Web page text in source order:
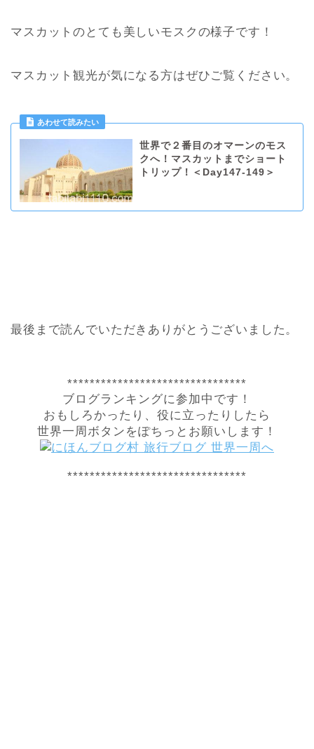
マスカットのとても美しいモスクの様子です！
マスカット観光が気になる方はぜひご覧ください。
世界で２番目のオマーンのモス
クへ！マスカットまでショート
トリップ！＜Day147-149＞
最後まで読んでいただきありがとうございました。
********************************
ブログランキングに参加中です！
おもしろかったり、役に立ったりしたら
世界一周ボタンをぽちっとお願いします！
********************************